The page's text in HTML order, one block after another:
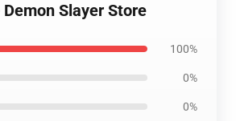
Slayer Store
100%
0%
0%